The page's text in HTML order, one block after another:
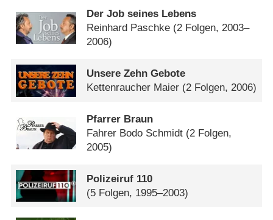
Der Job seines Lebens
Reinhard Paschke (2 Folgen, 2003–
2006)
Unsere Zehn Gebote
Kettenraucher Maier (2 Folgen, 2006)
Pfarrer Braun
Fahrer Bodo Schmidt (2 Folgen,
2005)
Polizeiruf 110
(5 Folgen, 1995–2003)